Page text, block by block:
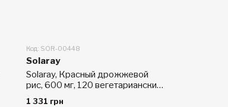
Код: SOR-00448
Solaray
Solaray, Красный дрожжевой
рис, 600 мг, 120 вегетарианских
капсул
1 331 грн